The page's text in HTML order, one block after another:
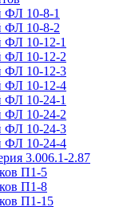
ФЛ 10-8-1
ФЛ 10-8-2
ФЛ 10-12-1
ФЛ 10-12-2
ФЛ 10-12-3
ФЛ 10-12-4
ФЛ 10-24-1
ФЛ 10-24-2
ФЛ 10-24-3
ФЛ 10-24-4
3.006.1-2.87
П1-5
П1-8
П1-15